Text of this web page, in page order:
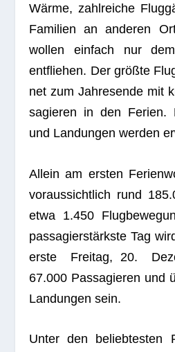
Wärme, zahl­rei­che
Fami­lien an ande­ren
wol­len ein­fach nur
ent­flie­hen. Der größte
net zum Jah­res­ende mit
sa­gie­ren in den Ferien.
und Lan­dun­gen wer­den
Allein am ers­ten
vor­aus­sicht­lich rund
etwa 1.450
pas­sa­gier­stärkste Tag
erste Frei­tag, 20.
67.000 Pas­sa­gie­ren und
Lan­dun­gen sein.
Unter den belieb­tes­ten